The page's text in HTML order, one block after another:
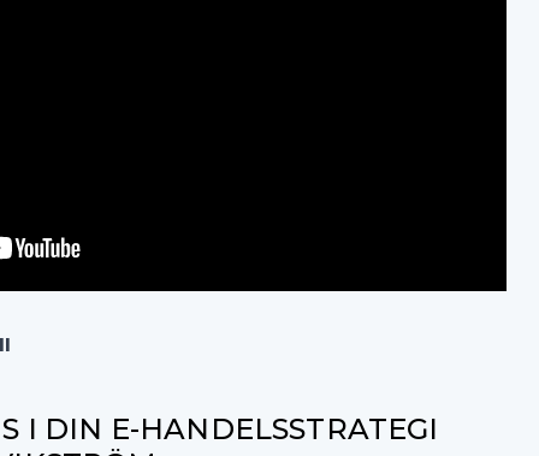
I DIN E-HANDELSSTRATEGI